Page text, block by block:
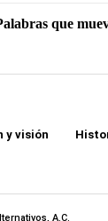
que
y visión
A.C.